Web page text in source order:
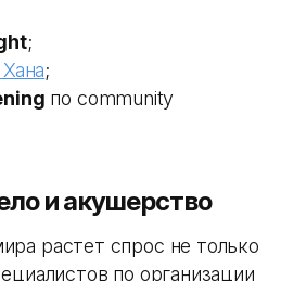
;
;
по community
и акушерство
растет спрос не только
по организации